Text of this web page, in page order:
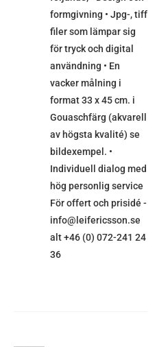
formgivning • Jpg-, tiff
filer som lämpar sig
för tryck och digital
användning • En
vacker målning i
format 33 x 45 cm. i
Gouaschfärg (akvarell
av högsta kvalité) se
bildexempel. •
Individuell dialog med
hög personlig service
För offert och prisidé -
info@leifericsson.se
alt +46 (0) 072-241 24
36